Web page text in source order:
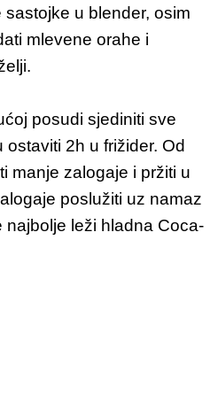
u blender, osim
mlevene orahe i
posudi sjediniti sve
2h u frižider. Od
manje zalogaje i pržiti u
poslužiti uz namaz
leži hladna Coca-